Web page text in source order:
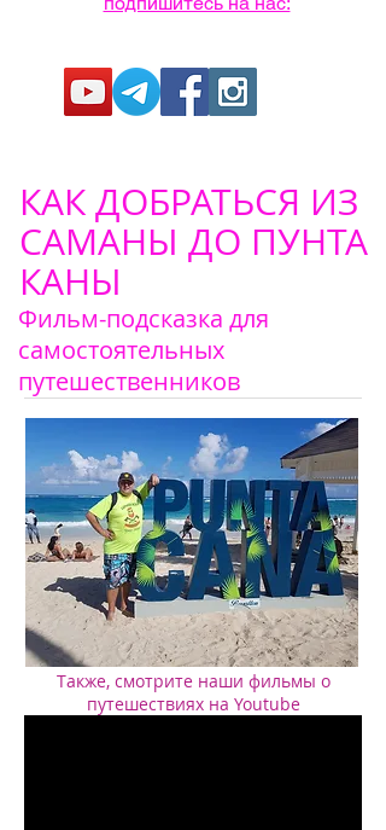
КАК ДОБРАТЬСЯ ИЗ
САМАНЫ ДО ПУНТА
КАНЫ
Фильм-подсказка для
самостоятельных
путешественников
Также, смотрите наши фильмы о
путешествиях на Youtube